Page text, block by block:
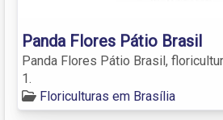
Panda Flores Pátio Brasil
Panda Flores Pátio Brasil,
1.
Floriculturas em Brasília